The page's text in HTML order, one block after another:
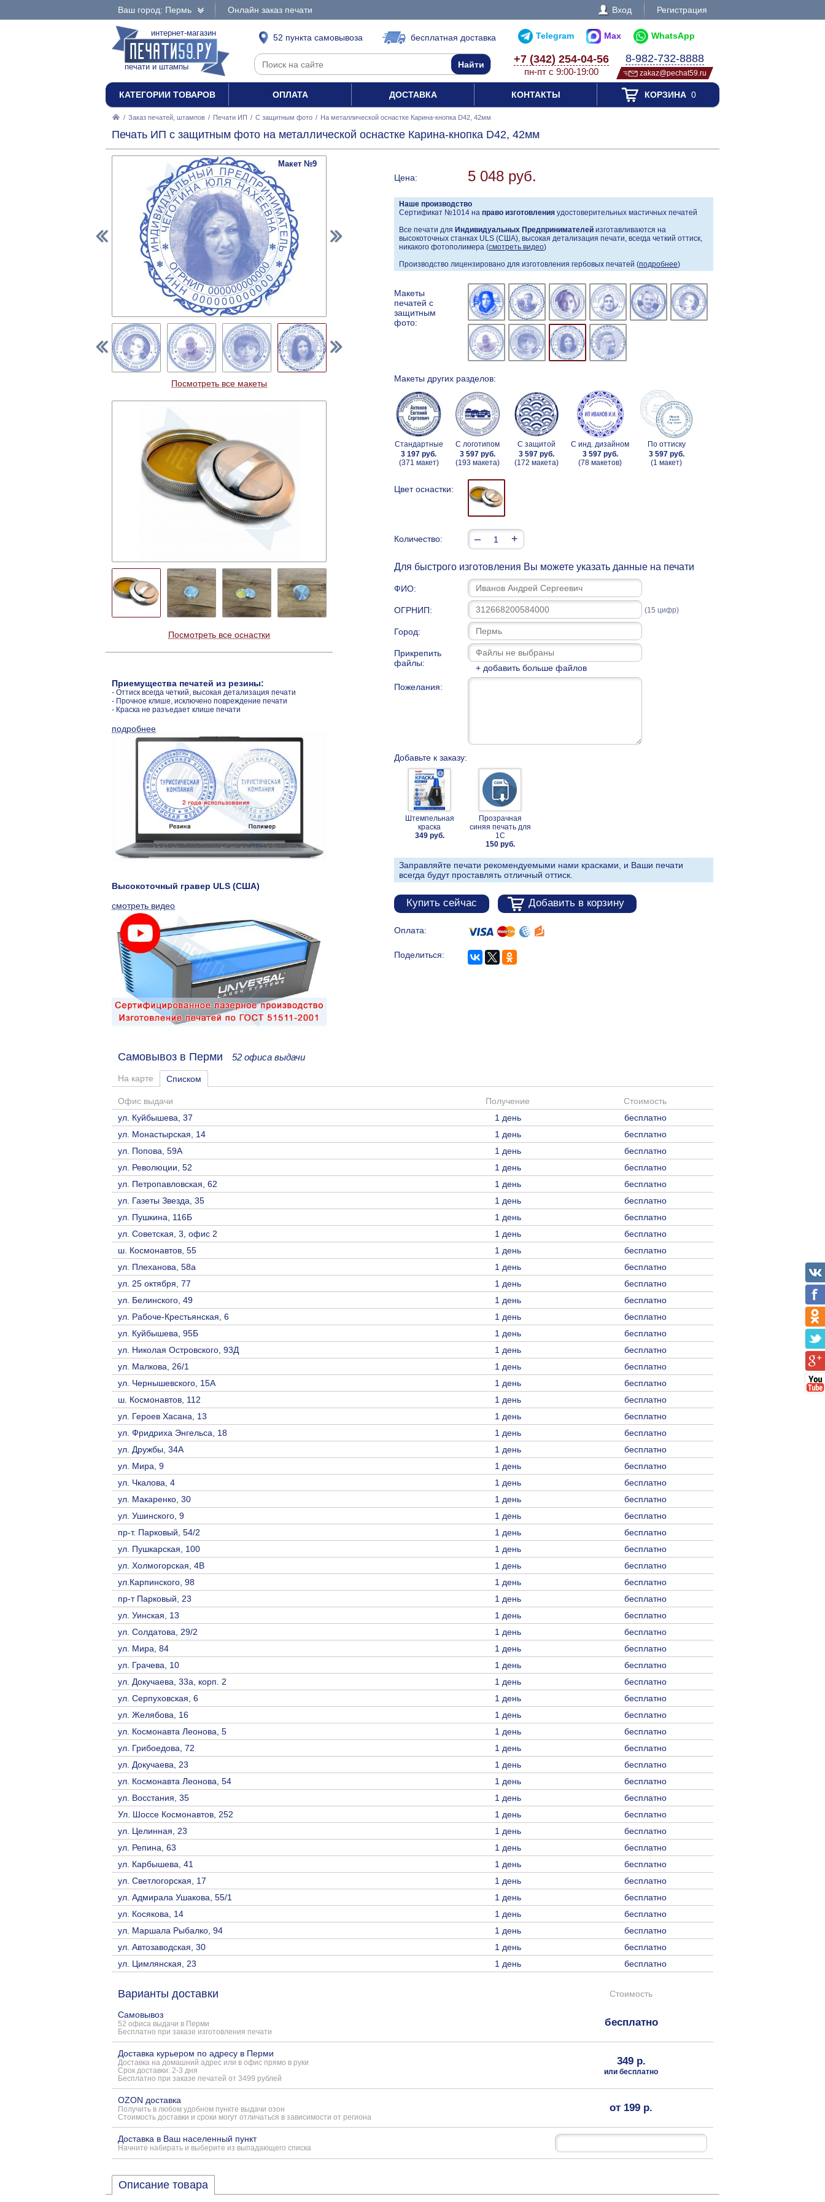
Ваш город: Пермь Онлайн заказ печати Вход Регистрация
интернет-магазин
печати и штампы
52 пункта самовывоза бесплатная доставка Telegram Max WhatsApp
+7 (342) 254-04-56
пн-пт с 9:00-19:00
8-982-732-8888
zakaz@pechat59.ru
КАТЕГОРИИ ТОВАРОВ ОПЛАТА ДОСТАВКА КОНТАКТЫ КОРЗИНА0
/ Заказ печатей, штампов / Печати ИП / С защитным фото / На металлической оснастке Карина-кнопка D42, 42мм
Печать ИП с защитным фото на металлической оснастке Карина-кнопка D42, 42мм
Цена: 5 048 руб.
Наше производство
Сертификат №1014 на право изготовления удостоверительных мастичных печатей
Все печати для Индивидуальных Предпринимателей изготавливаются на
высокоточных станках ULS (США), высокая детализация печати, всегда четкий оттиск,
никакого фотополимера (смотреть видео)
Производство лицензировано для изготовления гербовых печатей (подробнее)
Макеты
печатей с
защитным
фото:
Макеты других разделов:
Стандартные
3 197 руб.
(371 макет)
С логотипом
3 597 руб.
(193 макета)
С защитой
3 597 руб.
(172 макета)
С инд. дизайном
3 597 руб.
(78 макетов)
По оттиску
3 597 руб.
(1 макет)
Цвет оснастки:
Количество: – +
Для быстрого изготовления Вы можете указать данные на печати
ФИО:
ОГРНИП: (15 цифр)
Город:
Прикрепить
файлы:
+ добавить больше файлов
Пожелания:
Добавьте к заказу:
Штемпельная
краска
349 руб.
Прозрачная
синяя печать для
1С
150 руб.
Заправляйте печати рекомендуемыми нами красками, и Ваши печати
всегда будут проставлять отличный оттиск.
Купить сейчас Добавить в корзину
Оплата:
Поделиться:
Макет №9
Посмотреть все макеты
Посмотреть все оснастки
Приемущества печатей из резины:
- Оттиск всегда четкий, высокая детализация печати
- Прочное клише, исключено повреждение печати
- Краска не разъедает клише печати
подробнее
Высокоточный гравер ULS (США)
смотреть видео
Самовывоз в Перми 52 офиса выдачи
На карте Списком
Офис выдачи Получение
Стоимость
ул. Куйбышева, 37
1 день
бесплатно
ул. Монастырская, 14
1 день
бесплатно
ул. Попова, 59А
1 день
бесплатно
ул. Революции, 52
1 день
бесплатно
ул. Петропавловская, 62
1 день
бесплатно
ул. Газеты Звезда, 35
1 день
бесплатно
ул. Пушкина, 116Б
1 день
бесплатно
ул. Советская, 3, офис 2
1 день
бесплатно
ш. Космонавтов, 55
1 день
бесплатно
ул. Плеханова, 58а
1 день
бесплатно
ул. 25 октября, 77
1 день
бесплатно
ул. Белинского, 49
1 день
бесплатно
ул. Рабоче-Крестьянская, 6
1 день
бесплатно
ул. Куйбышева, 95Б
1 день
бесплатно
ул. Николая Островского, 93Д
1 день
бесплатно
ул. Малкова, 26/1
1 день
бесплатно
ул. Чернышевского, 15А
1 день
бесплатно
ш. Космонавтов, 112
1 день
бесплатно
ул. Героев Хасана, 13
1 день
бесплатно
ул. Фридриха Энгельса, 18
1 день
бесплатно
ул. Дружбы, 34А
1 день
бесплатно
ул. Мира, 9
1 день
бесплатно
ул. Чкалова, 4
1 день
бесплатно
ул. Макаренко, 30
1 день
бесплатно
ул. Ушинского, 9
1 день
бесплатно
пр-т. Парковый, 54/2
1 день
бесплатно
ул. Пушкарская, 100
1 день
бесплатно
ул. Холмогорская, 4В
1 день
бесплатно
ул.Карпинского, 98
1 день
бесплатно
пр-т Парковый, 23
1 день
бесплатно
ул. Уинская, 13
1 день
бесплатно
ул. Солдатова, 29/2
1 день
бесплатно
ул. Мира, 84
1 день
бесплатно
ул. Грачева, 10
1 день
бесплатно
ул. Докучаева, 33а, корп. 2
1 день
бесплатно
ул. Серпуховская, 6
1 день
бесплатно
ул. Желябова, 16
1 день
бесплатно
ул. Космонавта Леонова, 5
1 день
бесплатно
ул. Грибоедова, 72
1 день
бесплатно
ул. Докучаева, 23
1 день
бесплатно
ул. Космонавта Леонова, 54
1 день
бесплатно
ул. Восстания, 35
1 день
бесплатно
Ул. Шоссе Космонавтов, 252
1 день
бесплатно
ул. Целинная, 23
1 день
бесплатно
ул. Репина, 63
1 день
бесплатно
ул. Карбышева, 41
1 день
бесплатно
ул. Светлогорская, 17
1 день
бесплатно
ул. Адмирала Ушакова, 55/1
1 день
бесплатно
ул. Косякова, 14
1 день
бесплатно
ул. Маршала Рыбалко, 94
1 день
бесплатно
ул. Автозаводская, 30
1 день
бесплатно
ул. Цимлянская, 23
1 день бесплатно
Варианты доставки Стоимость
Самовывоз
52 офиса выдачи в Перми
Бесплатно при заказе изготовления печати
бесплатно
Доставка курьером по адресу в Перми
Доставка на домашний адрес или в офис прямо в руки
Срок доставки: 2-3 дня
Бесплатно при заказе печатей от 3499 рублей
349 р.
или бесплатно
OZON доставка
Получить в любом удобном пункте выдачи озон
Стоимость доставки и сроки могут отличаться в зависимости от региона
от 199 р.
Доставка в Ваш населенный пункт
Начните набирать и выберите из выпадающего списка
Описание товара